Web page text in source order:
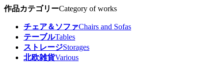
作品カテゴリーCategory of works
チェア＆ソファChairs and Sofas
テーブルTables
ストレージStorages
北欧雑貨Various